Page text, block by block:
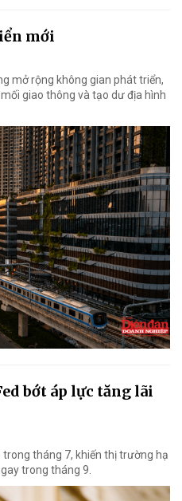
mới
mở rộng không gian phát triển,
giao thông và tạo dư địa hình
bớt áp lực tăng lãi
tháng 7, khiến thị trường hạ
trong tháng 9.